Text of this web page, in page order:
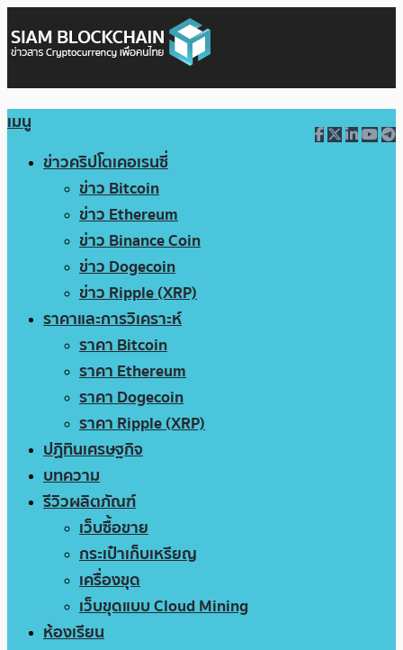
เมนู
ข่าวคริปโตเคอเรนซี่
ข่าว Bitcoin
ข่าว Ethereum
ข่าว Binance Coin
ข่าว Dogecoin
ข่าว Ripple (XRP)
ราคาและการวิเคราะห์
ราคา Bitcoin
ราคา Ethereum
ราคา Dogecoin
ราคา Ripple (XRP)
ปฏิทินเศรษฐกิจ
บทความ
รีวิวผลิตภัณฑ์
เว็บซื้อขาย
กระเป๋าเก็บเหรียญ
เครื่องขุด
เว็บขุดแบบ Cloud Mining
ห้องเรียน